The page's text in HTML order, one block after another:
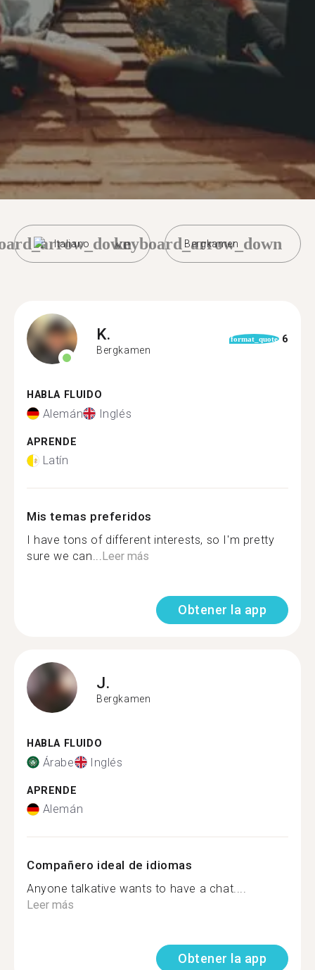
Italiano Bergkamen
keyboard_arrow_down
K.
Bergkamen
format_quote 6
HABLA FLUIDO
Alemán Inglés
APRENDE
Latín
Mis temas preferidos
I have tons of different interests, so I'm pretty
sure we can...Leer más
Obtener la app
J.
Bergkamen
HABLA FLUIDO
Árabe Inglés
APRENDE
Alemán
Compañero ideal de idiomas
Anyone talkative wants to have a chat....
Leer más
Obtener la app